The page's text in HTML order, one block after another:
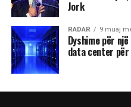
Jork
RADAR 9 muaj
Dyshime për
data center